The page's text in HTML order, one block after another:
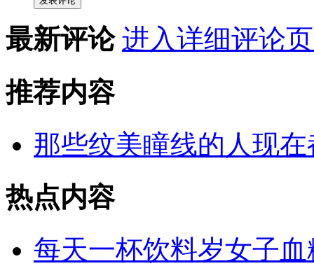
最新评论 进入详细评论
推荐内容
那些纹美瞳线的人现
热点内容
每天一杯饮料岁女子